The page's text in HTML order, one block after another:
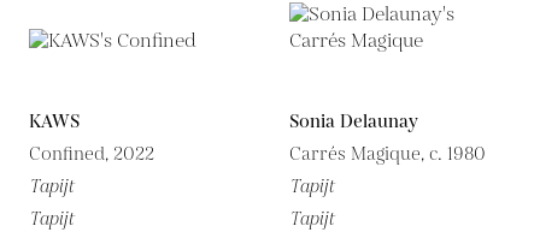
KAWS
Confined, 2022
Tapijt
Tapijt
Sonia Delaunay
Carrés Magique, c. 1980
Tapijt
Tapijt